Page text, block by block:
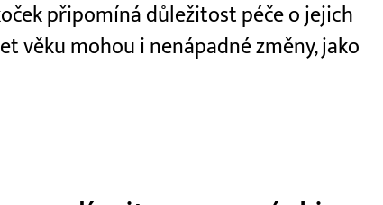
připomíná důležitost péče o jejich
věku mohou i nenápadné změny, jako